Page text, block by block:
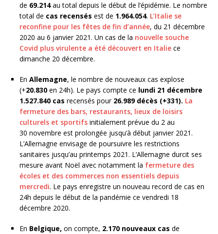
de 69.214au total depuis le début de l’épidémie. Le nombre
total de cas recensés est de 1.964.054. L’Italie se
reconfine pour les fêtes de fin d’année, du 21 décembre
2020 au 6 janvier 2021. Un cas de la nouvelle souche
Covid plus virulente a été découvert en Italie ce
dimanche 20 décembre.
En Allemagne, le nombre de nouveaux cas explose
(+20.830 en 24h). Le pays compte ce lundi 21 décembre
1.527.840 cas recensés pour 26.989 décès (+331). La
fermeture des bars, restaurants, lieux de loisirs
culturels et sportifs initialement prévue du 2 au
30 novembre est prolongée jusqu’à début janvier 2021.
L’Allemagne envisage de poursuivre les restrictions
sanitaires jusqu’au printemps 2021. L’Allemagne durcit ses
mesure avant Noël avec notamment la fermeture des
écoles et des commerces non essentiels depuis
mercredi. Le pays enregistre un nouveau record de cas en
24h depuis le début de la pandémie ce vendredi 18
décembre 2020.
En Belgique, on compte, 2.170 nouveaux cas de